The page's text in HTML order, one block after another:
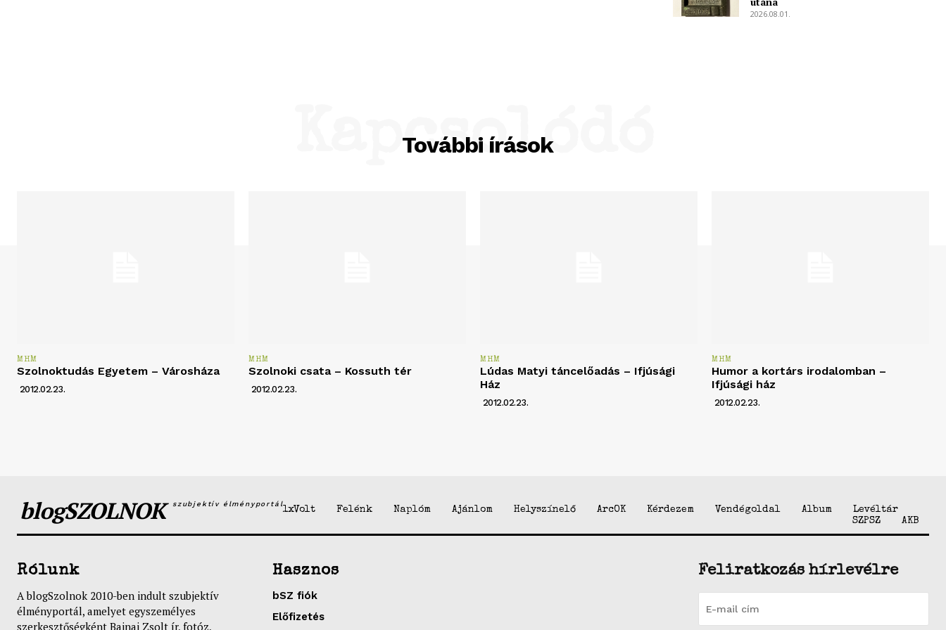
2026.08.01.
További írások
Kapcsolódó
MHM
Szolnoktudás Egyetem – Városháza
2012.02.23.
MHM
Szolnoki csata – Kossuth tér
2012.02.23.
MHM
Lúdas Matyi táncelőadás – Ifjúsági
Ház
2012.02.23.
MHM
Humor a kortárs irodalomban –
Ifjúsági ház
2012.02.23.
blogSZOLNOK szubjektív élményportál
1xVolt Felénk Naplóm Ajánlom Helyszínelő ArcOK Kérdezem Vendégoldal Album
Levéltár
SZPSZ
AKB
Rólunk
A blogSzolnok 2010-ben indult szubjektív
élményportál, amelyet egyszemélyes
szerkesztőségként Bajnai Zsolt ír, fotóz,
Hasznos
bSZ fiók
Előfizetés
Feliratkozás hírlevélre